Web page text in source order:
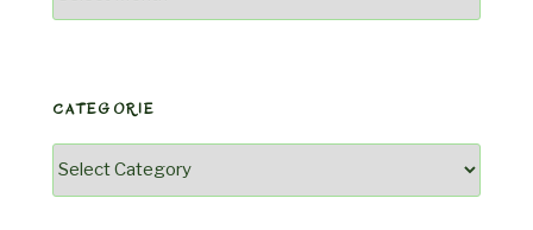
CATEGORIE
Categorie